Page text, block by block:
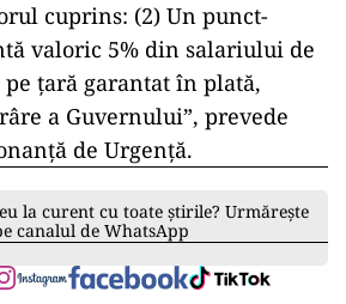
cuprins: (2) Un punct-
valoric 5% din salariului de
țară garantat în plată,
a Guvernului”, prevede
de Urgență.
la curent cu toate știrile? Urmărește
canalul de WhatsApp